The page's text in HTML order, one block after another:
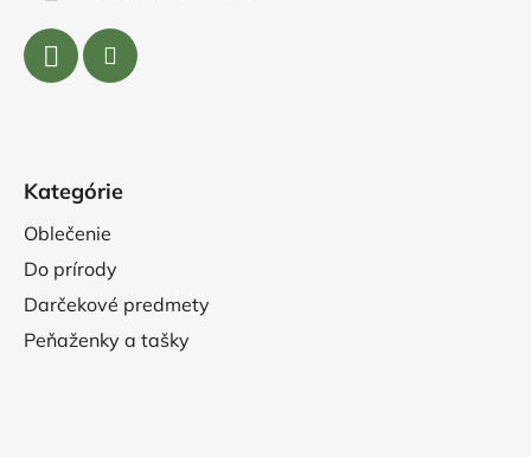
Kategórie
Oblečenie
Do prírody
Darčekové predmety
Peňaženky a tašky